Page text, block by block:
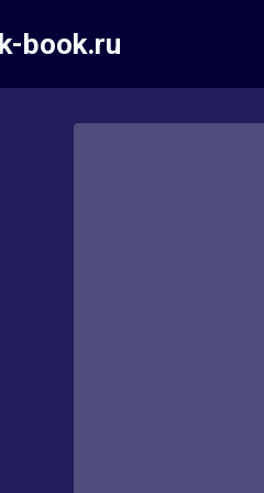
book.ru